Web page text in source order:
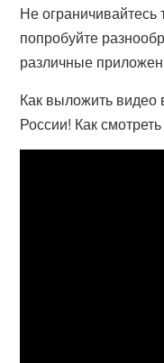
Не
попробуйте
различные
Как выложить видео
России! Как